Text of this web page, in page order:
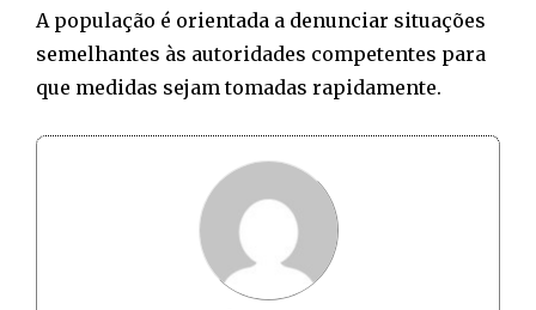
A população é orientada a denunciar situações
semelhantes às autoridades competentes para
que medidas sejam tomadas rapidamente.